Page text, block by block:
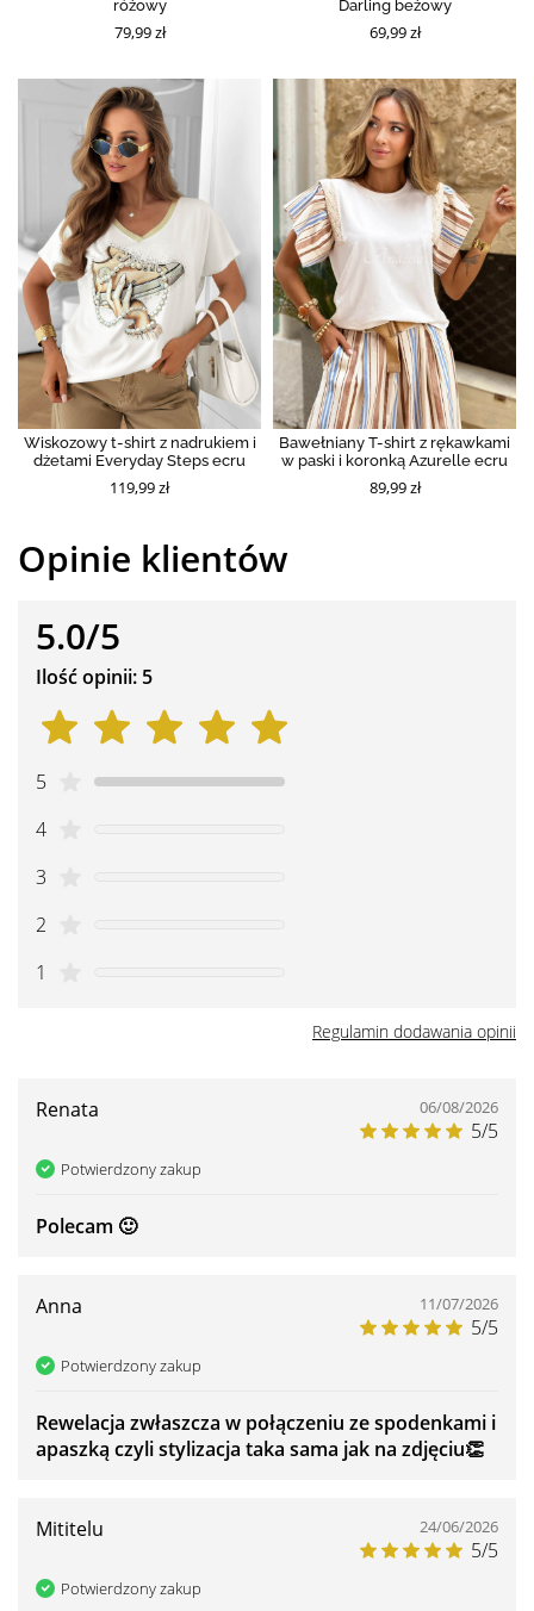
różowy
79,99 zł
Darling beżowy
69,99 zł
Wiskozowy t-shirt z nadrukiem i
dżetami Everyday Steps ecru
119,99 zł
Bawełniany T-shirt z rękawkami
w paski i koronką Azurelle ecru
89,99 zł
Opinie klientów
5.0/5
Ilość opinii: 5
5
4
3
2
1
Regulamin dodawania opinii
Renata 06/08/2026
5/5
Potwierdzony zakup
Polecam 🙂
Anna 11/07/2026
5/5
Potwierdzony zakup
Rewelacja zwłaszcza w połączeniu ze spodenkami i
apaszką czyli stylizacja taka sama jak na zdjęciu👏
Mititelu 24/06/2026
5/5
Potwierdzony zakup